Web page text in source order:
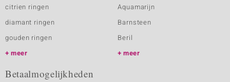
citrien ringen
diamant ringen
gouden ringen
meer
Aquamarijn
Barnsteen
Beril
meer
Betaalmogelijkheden